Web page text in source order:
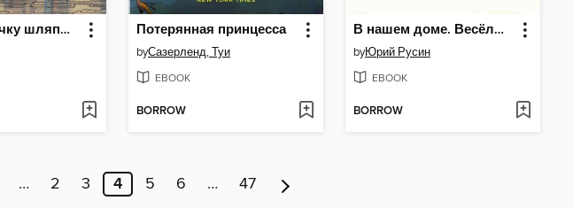
Сквозь сеточку шляпы (сборник) Потерянная принцесса
byСазерленд, Туи
EBOOK
BORROW
В нашем доме. Весёлые рассказики
byЮрий Русин
EBOOK
BORROW
… 2 3 4 5 6 … 47